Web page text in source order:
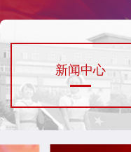
中心